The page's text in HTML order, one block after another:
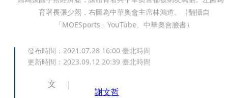
育署長張少熙，右圖為中華奧會主席林鴻道。（翻攝自
「MOESports」YouTube、中華奧會臉書）
發布時間： 2021.07.28 16:00 臺北時間
更新時間： 2023.09.12 20:39 臺北時間
文
謝文哲